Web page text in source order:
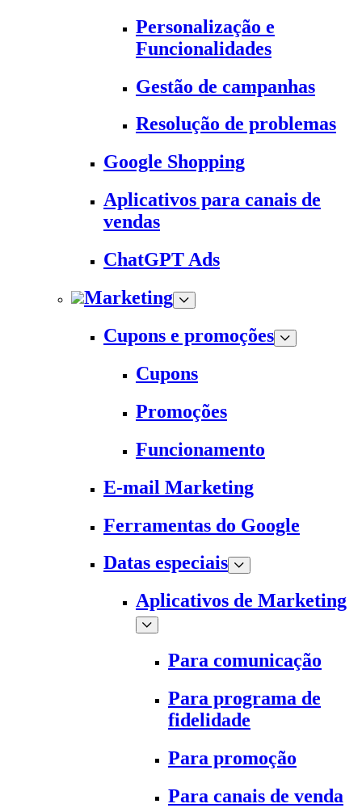
Personalização e
Funcionalidades
Gestão de campanhas
Resolução de problemas
Google Shopping
Aplicativos para canais de
vendas
ChatGPT Ads
Marketing
Cupons e promoções
Cupons
Promoções
Funcionamento
E-mail Marketing
Ferramentas do Google
Datas especiais
Aplicativos de Marketing
Para comunicação
Para programa de
fidelidade
Para promoção
Para canais de venda